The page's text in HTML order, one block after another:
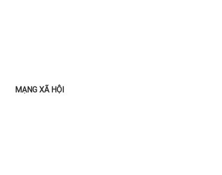
MẠNG XÃ HỘI